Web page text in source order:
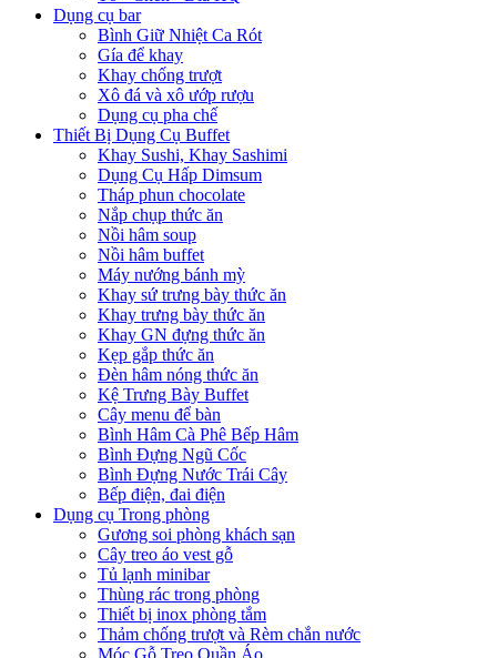
Dụng cụ bar
Bình Giữ Nhiệt Ca Rót
Gía để khay
Khay chống trượt
Xô đá và xô ướp rượu
Dụng cụ pha chế
Thiết Bị Dụng Cụ Buffet
Khay Sushi, Khay Sashimi
Dụng Cụ Hấp Dimsum
Tháp phun chocolate
Nắp chụp thức ăn
Nồi hâm soup
Nồi hâm buffet
Máy nướng bánh mỳ
Khay sứ trưng bày thức ăn
Khay trưng bày thức ăn
Khay GN đựng thức ăn
Kẹp gắp thức ăn
Đèn hâm nóng thức ăn
Kệ Trưng Bày Buffet
Cây menu để bàn
Bình Hâm Cà Phê Bếp Hâm
Bình Đựng Ngũ Cốc
Bình Đựng Nước Trái Cây
Bếp điện, đai điện
Dụng cụ Trong phòng
Gương soi phòng khách sạn
Cây treo áo vest gỗ
Tủ lạnh minibar
Thùng rác trong phòng
Thiết bị inox phòng tắm
Thảm chống trượt và Rèm chắn nước
Móc Gỗ Treo Quần Áo